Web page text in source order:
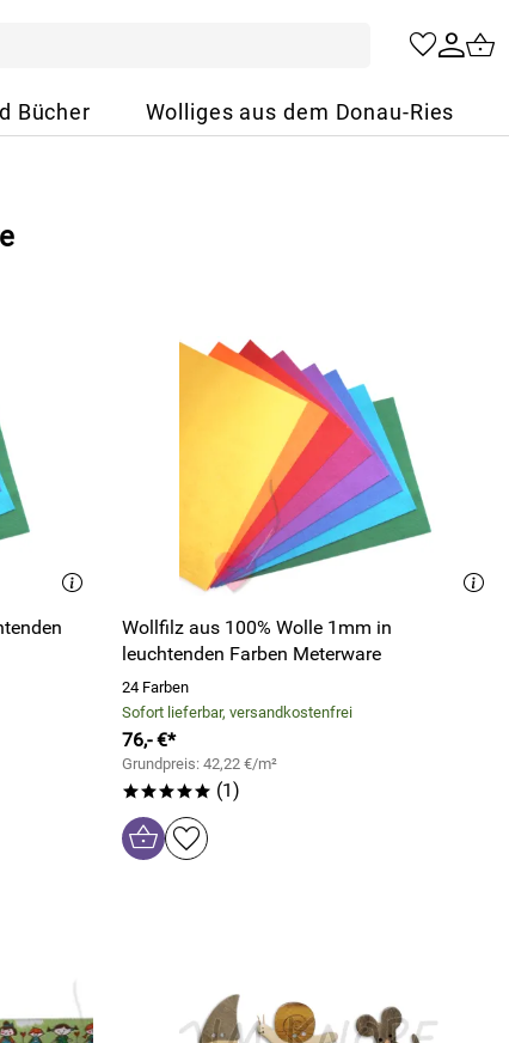
Bücher Wolliges aus dem Donau-Ries
Wollfilz aus 100% Wolle 1mm in
leuchtenden Farben Meterware
24 Farben
Sofort lieferbar, versandkostenfrei
76,- €*
Grundpreis: 42,22 €/m²
***** (1)